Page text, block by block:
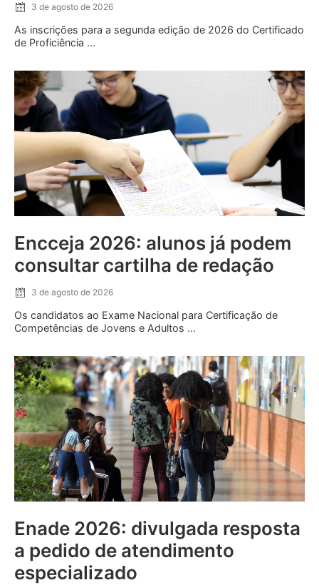
3 de agosto de 2026
As inscrições para a segunda edição de 2026 do Certificado
de Proficiência ...
Encceja 2026: alunos já podem
consultar cartilha de redação
3 de agosto de 2026
Os candidatos ao Exame Nacional para Certificação de
Competências de Jovens e Adultos ...
Enade 2026: divulgada resposta
a pedido de atendimento
especializado